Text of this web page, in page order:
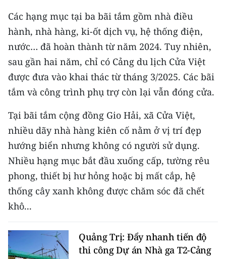
Media Y tế
Media Khoa học - Công nghệ
Media Môi trường
Ảnh
Infographic
TIN MỚI
TIN ĐỊA PHƯƠNG
Trung du và miền núi phía Bắc
Bắc Trung Bộ
Các hạng mục tại ba bãi tắm gồm nhà điều
hành, nhà hàng, ki-ốt dịch vụ, hệ thống điện,
nước… đã hoàn thành từ năm 2024. Tuy nhiên,
sau gần hai năm, chỉ có Cảng du lịch Cửa Việt
được đưa vào khai thác từ tháng 3/2025. Các bãi
tắm và công trình phụ trợ còn lại vẫn đóng cửa.
Tại bãi tắm cộng đồng Gio Hải, xã Cửa Việt,
nhiều dãy nhà hàng kiên cố nằm ở vị trí đẹp
hướng biển nhưng không có người sử dụng.
Nhiều hạng mục bắt đầu xuống cấp, tường rêu
phong, thiết bị hư hỏng hoặc bị mất cắp, hệ
thống cây xanh không được chăm sóc đã chết
khô...
Quảng Trị: Đẩy nhanh tiến độ
thi công Dự án Nhà ga T2-Cảng